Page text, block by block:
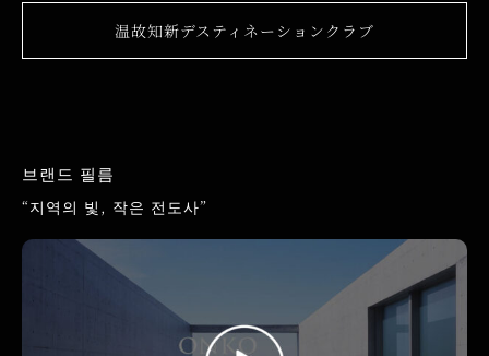
温故知新デスティネーションクラブ
브랜드 필름
“지역의 빛, 작은 전도사”